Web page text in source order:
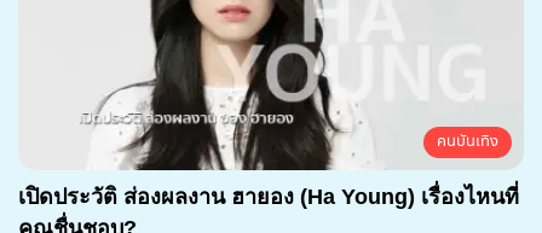
คนบันเทิง
เปิดประวัติ ส่องผลงาน ฮายอง (Ha Young) เรื่องไหนที่